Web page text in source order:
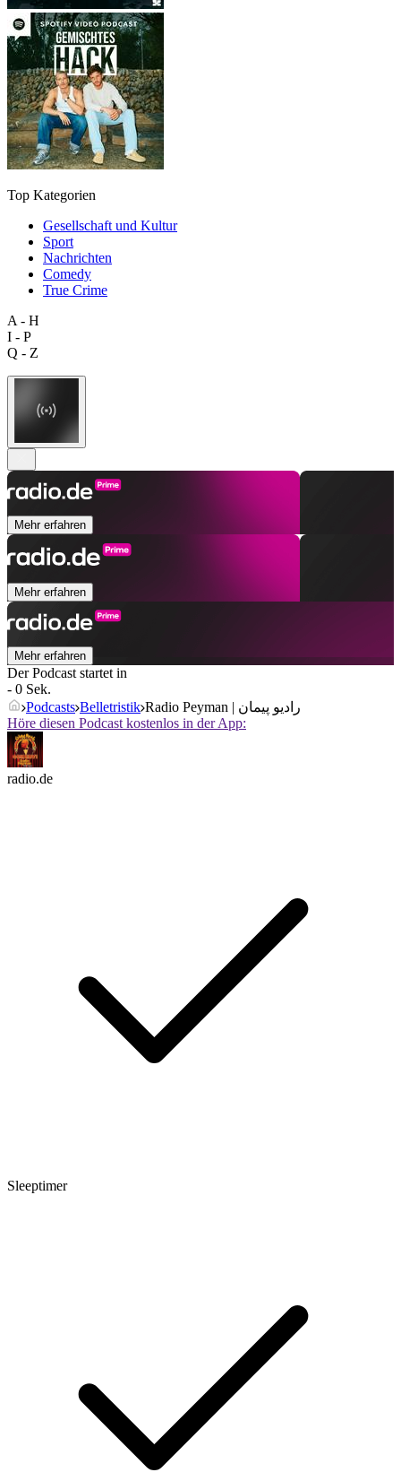
Top Kategorien
Gesellschaft und Kultur
Sport
Nachrichten
Comedy
True Crime
A - H
I - P
Q - Z
Mehr erfahren
Mehr erfahren
Mehr erfahren
Der Podcast startet in
- 0 Sek.
Podcasts Belletristik
Radio Peyman | رادیو پیمان
Höre diesen Podcast kostenlos in der App:
radio.de
Sleeptimer